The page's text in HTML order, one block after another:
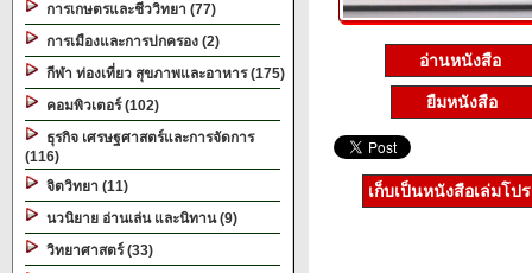
การเกษตรและชีววิทยา (77)
การเมืองและการปกครอง (2)
กีฬา ท่องเที่ยว สุขภาพและอาหาร (175)
คอมพิวเตอร์ (102)
ธุรกิจ เศรษฐศาสตร์และการจัดการ
(116)
จิตวิทยา (11)
นวนิยาย อ่านเล่น และนิทาน (9)
วิทยาศาสตร์ (33)
อ่านหนังสือ
ยืมหนังสือ
เก็บเป็นหนังสือเล่มโป